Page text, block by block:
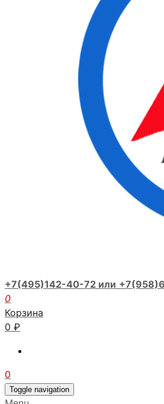
+7(495)142-40-72 или
0
Корзина
0 ₽
0
Toggle navigation